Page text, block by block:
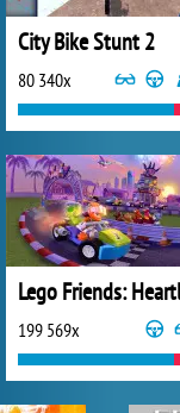
City Bike Stunt 2
80 340x
199 569x